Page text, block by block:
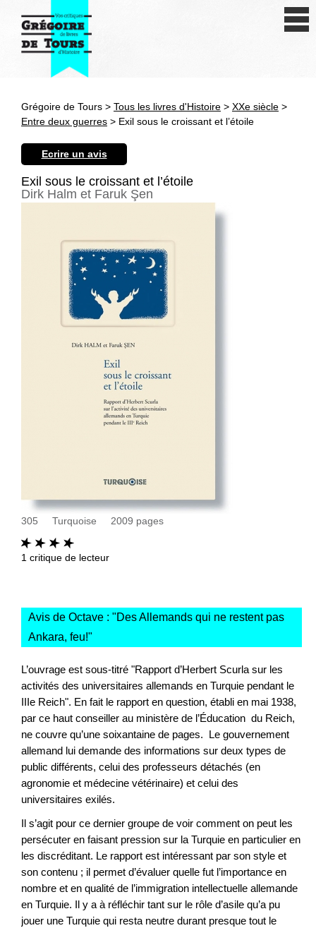
Antiquité
Epoque moderne
XXe siècle
Autres civilisations
Thématiques
Grégoire de Tours > Tous les livres d'Histoire > XXe siècle >
Entre deux guerres > Exil sous le croissant et l’étoile
Ecrire un avis
Exil sous le croissant et l’étoile
Dirk Halm et Faruk Şen
305 Turquoise 2009 pages
1 critique de lecteur
Avis de Octave : "Des Allemands qui ne restent pas
Ankara, feu!"
L’ouvrage est sous-titré "Rapport d’Herbert Scurla sur les
activités des universitaires allemands en Turquie pendant le
IIIe Reich". En fait le rapport en question, établi en mai 1938,
par ce haut conseiller au ministère de l’Éducation du Reich,
ne couvre qu’une soixantaine de pages. Le gouvernement
allemand lui demande des informations sur deux types de
public différents, celui des professeurs détachés (en
agronomie et médecine vétérinaire) et celui des
universitaires exilés.
Il s’agit pour ce dernier groupe de voir comment on peut les
persécuter en faisant pression sur la Turquie en particulier en
les discréditant. Le rapport est intéressant par son style et
son contenu ; il permet d’évaluer quelle fut l’importance en
nombre et en qualité de l’immigration intellectuelle allemande
en Turquie. Il y a à réfléchir tant sur le rôle d’asile qu’a pu
jouer une Turquie qui resta neutre durant presque tout le